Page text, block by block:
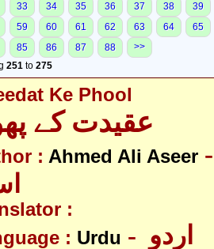
33 34 35 36 37 38
39
59 60 61 62 63 64
65
85 86 87 88
>>
251 to 275
Ke Phool
: Ahmed Ali Aseer
:
: Urdu